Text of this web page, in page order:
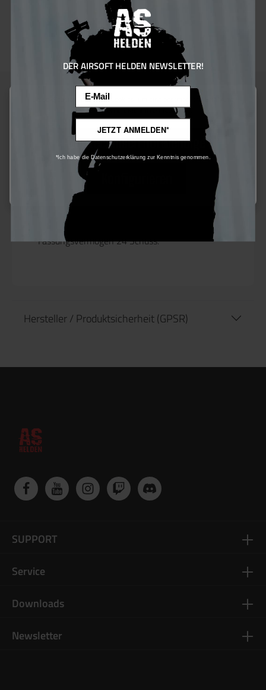
Magazinkapazität:
28 rds
Beschreibung
Produktinformationen "Army
Armament GBB Magazin für Staccato
Ersatzmagazin für die Staccato C2, dieses
Magazin ist nur für die C2 Serie kompatibel!
Fassungsvermögen 24 Schuss.
Hersteller / Produktsicherheit (GPSR)
Newsletter
SUPPORT
Service
Downloads
Diese Website verwendet Cookies, um eine bestmögliche Erfahrung
bieten zu können.Mehr Informationen ...
Nur technisch notwendige
DER AIRSOFT HELDEN NEWSLETTER!
JETZT ANMELDEN*
*Ich habe die Datenschutzerklärung zur Kenntnis genommen.